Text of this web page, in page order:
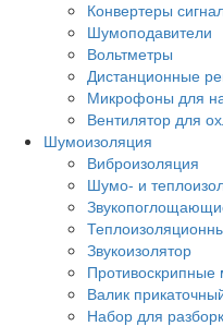
Конвертеры
Шумоподавители
Вольтметры
Дистанционные
Микрофоны для
Вентилятор для
Шумоизоляция
Виброизоляция
Шумо- и
Звукоизолятор
Противоскрипные
Валик
Набор для